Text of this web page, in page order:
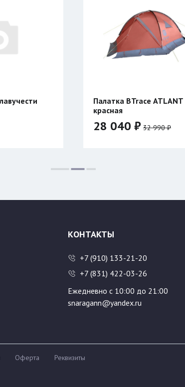
Палатка BTrace ATLANT 3
24
КОНТАКТЫ
+7 (910) 133-21-20
+7 (831) 422-03-26
Ежедневно с 10:00 до 21:00
snaragann@yandex.ru
Оферта Реквизиты